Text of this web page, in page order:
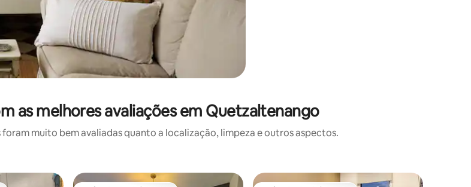
as melhores avaliações em Quetzaltenango
muito bem avaliadas quanto a localização, limpeza e outros aspectos.